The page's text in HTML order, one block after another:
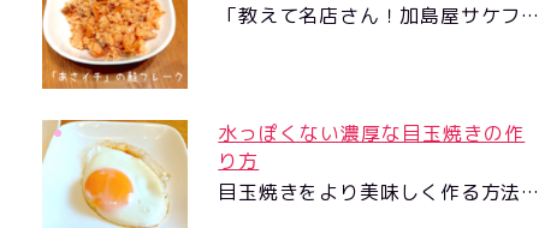
「教えて名店さん！加島屋サケフ
水っぽくない濃厚な目玉焼きの作
り方
目玉焼きをより美味しく作る方法